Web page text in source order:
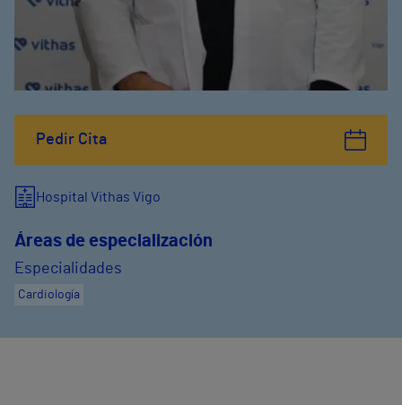
Pedir Cita
Hospital Vithas Vigo
Áreas de especialización
Especialidades
Cardiología